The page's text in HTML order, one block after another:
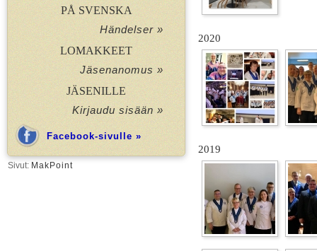
PÅ SVENSKA
Händelser »
LOMAKKEET
Jäsenanomus »
JÄSENILLE
Kirjaudu sisään »
Facebook-sivulle »
Sivut: MakPoint
2020
2019